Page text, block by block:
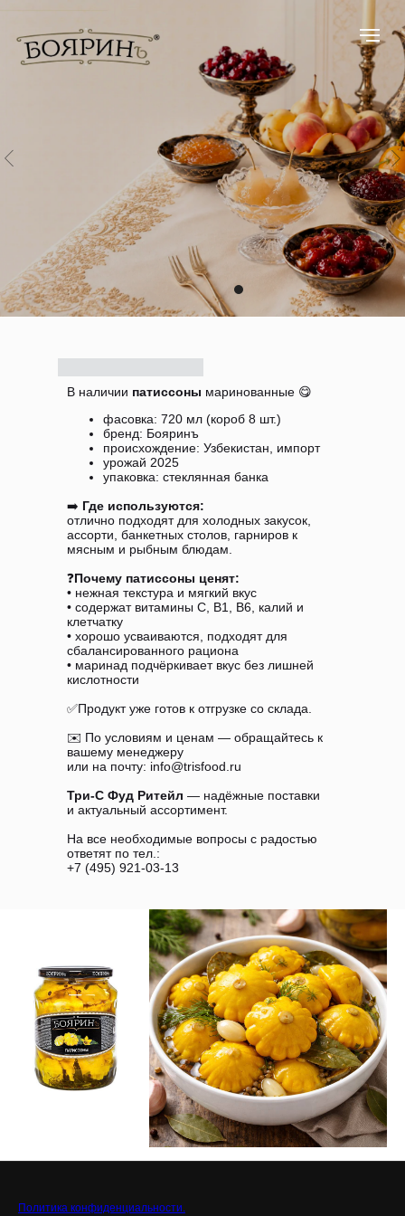
В наличии патиссоны маринованные 😋
фасовка: 720 мл (короб 8 шт.)
бренд: Бояринъ
происхождение: Узбекистан, импорт
урожай 2025
упаковка: стеклянная банка
➡️ Где используются:
отлично подходят для холодных закусок,
ассорти, банкетных столов, гарниров к
мясным и рыбным блюдам.
❓Почему патиссоны ценят:
• нежная текстура и мягкий вкус
• содержат витамины C, B1, B6, калий и
клетчатку
• хорошо усваиваются, подходят для
сбалансированного рациона
• маринад подчёркивает вкус без лишней
кислотности
✅Продукт уже готов к отгрузке со склада.
✉️ По условиям и ценам — обращайтесь к
вашему менеджеру
или на почту: info@trisfood.ru
Три-С Фуд Ритейл — надёжные поставки
и актуальный ассортимент.
На все необходимые вопросы с радостью
ответят по тел.:
+7 (495) 921-03-13
Политика конфиденциальности.